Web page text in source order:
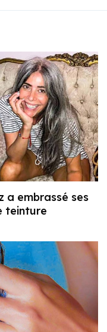
a embrassé ses
teinture